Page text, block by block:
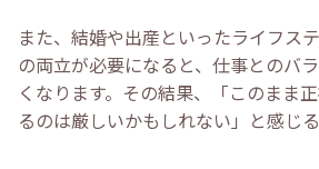
また、結婚や出産といったライフス
の両立が必要になると、仕事とのバ
くなります。その結果、「このまま
るのは厳しいかもしれない」と感じる